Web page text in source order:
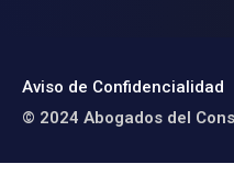
Aviso de Confidencialidad
© 2024 Abogados del